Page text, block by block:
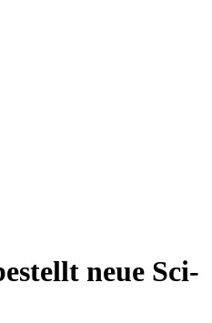
neue Sci-